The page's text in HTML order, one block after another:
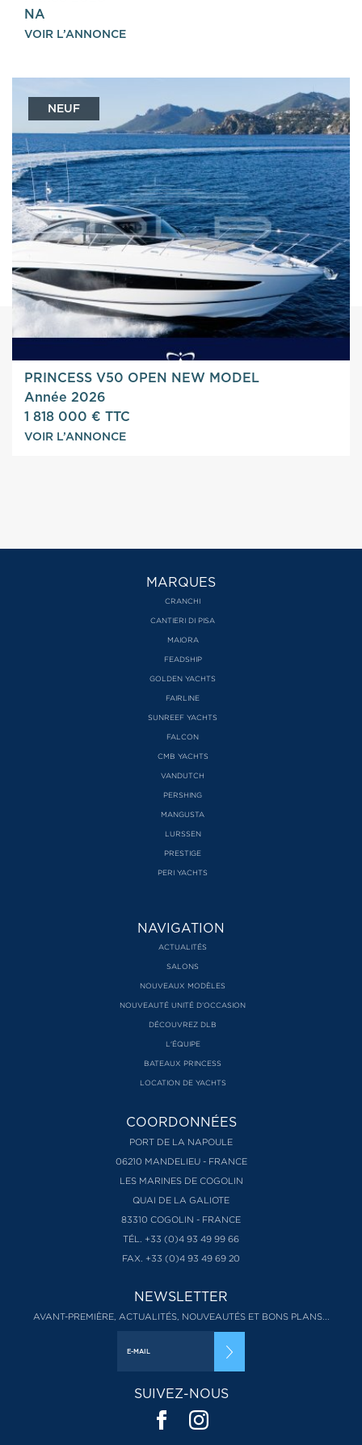
NA
VOIR L’ANNONCE
NEUF
PRINCESS V50 OPEN NEW MODEL
Année 2026
1 818 000 € TTC
VOIR L’ANNONCE
MARQUES
CRANCHI
CANTIERI DI PISA
MAIORA
FEADSHIP
GOLDEN YACHTS
FAIRLINE
SUNREEF YACHTS
FALCON
CMB YACHTS
VANDUTCH
PERSHING
MANGUSTA
LURSSEN
PRESTIGE
PERI YACHTS
NAVIGATION
ACTUALITÉS
SALONS
NOUVEAUX MODÈLES
NOUVEAUTÉ UNITÉ D’OCCASION
DÉCOUVREZ DLB
L'ÉQUIPE
BATEAUX PRINCESS
LOCATION DE YACHTS
COORDONNÉES
PORT DE LA NAPOULE
06210 MANDELIEU - FRANCE
LES MARINES DE COGOLIN
QUAI DE LA GALIOTE
83310 COGOLIN - FRANCE
TÉL. +33 (0)4 93 49 99 66
FAX. +33 (0)4 93 49 69 20
NEWSLETTER
AVANT-PREMIÈRE, ACTUALITÉS, NOUVEAUTÉS ET BONS PLANS...
SUIVEZ-NOUS